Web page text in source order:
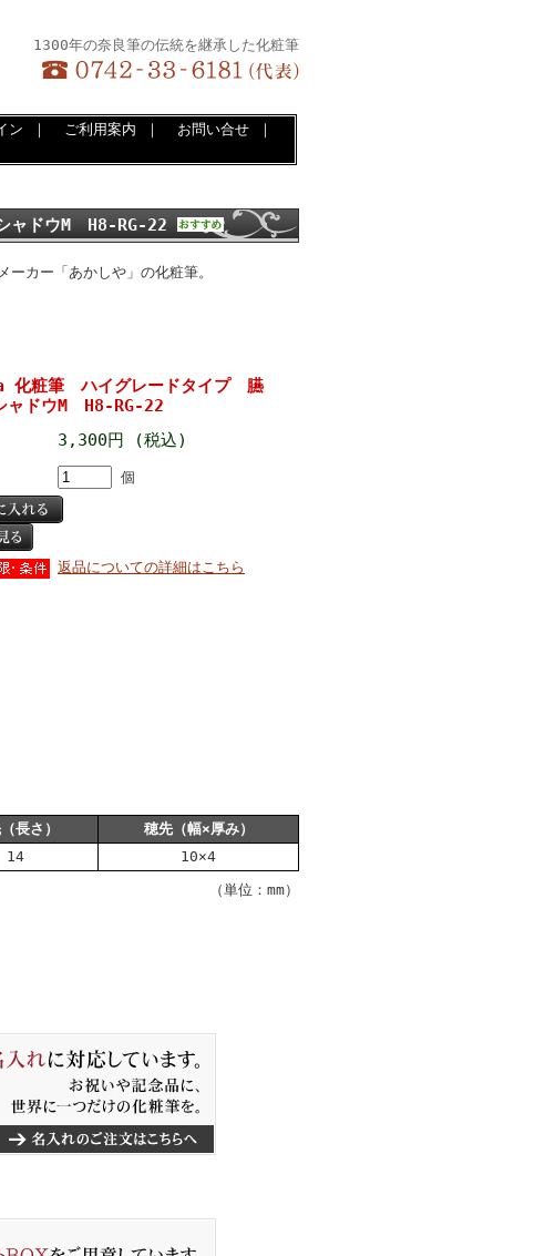
1300年の奈良筆の伝統を継承した化粧筆
ン ｜ ご利用案内 ｜ お問い合せ｜
ドウM H8-RG-22
カー「あかしや」の化粧筆。
化粧筆 ハイグレードタイプ 臙
ドウM H8-RG-22
3,300円 (税込)
個
返品についての詳細はこちら
長さ）
穂先（幅×厚み）
14
10×4
（単位：mm）